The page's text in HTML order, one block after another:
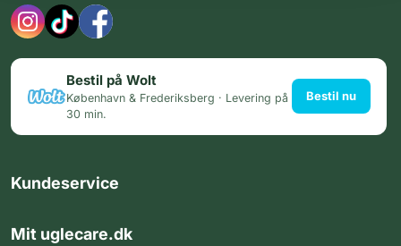
Bestil på Wolt
København & Frederiksberg · Levering på
30 min.
Bestil nu
Kundeservice
Mit uglecare.dk